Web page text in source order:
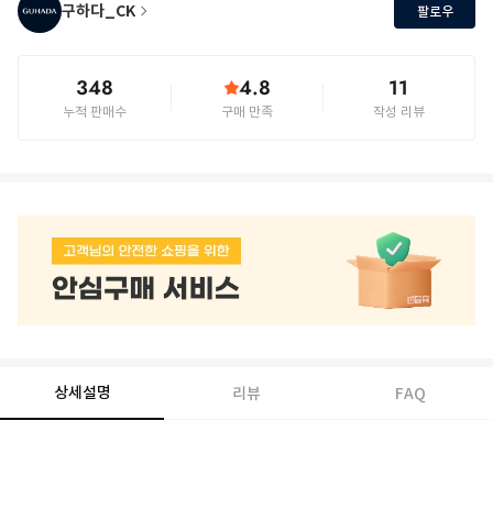
구하다_CK 팔로우
348
누적 판매수
4.8
구매 만족
11
작성 리뷰
상세설명 리뷰 FAQ